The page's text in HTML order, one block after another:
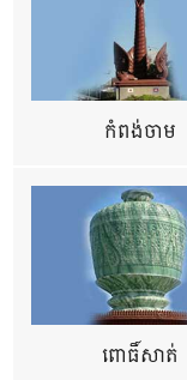
កំពង់ចាម
ពោធិ៍សាត់